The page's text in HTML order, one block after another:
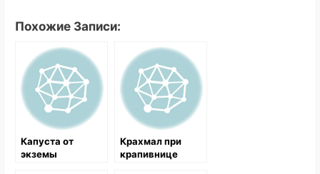
Похожие Записи:
Капуста от
экземы
Крахмал при
крапивнице